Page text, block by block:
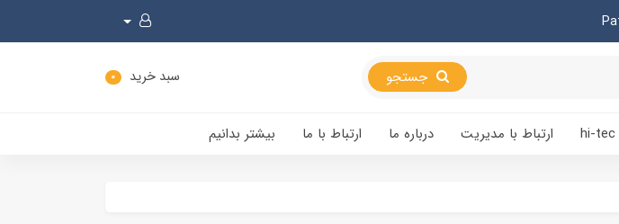
سبد خرید 0
ارتباط با مدیریت درباره ما ارتباط با ما بیشتر بدانیم